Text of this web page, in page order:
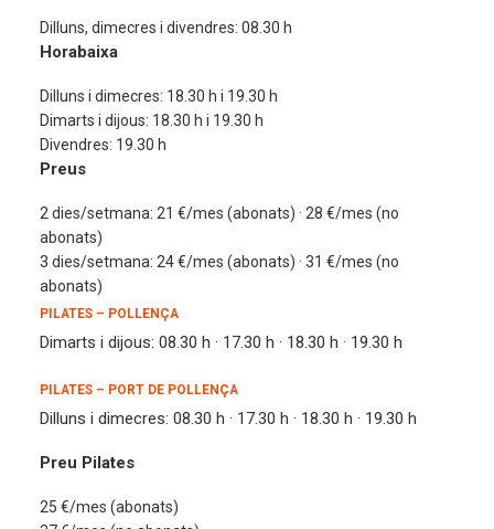
Dilluns, dimecres i divendres: 08.30 h
Horabaixa
Dilluns i dimecres: 18.30 h i 19.30 h
Dimarts i dijous: 18.30 h i 19.30 h
Divendres: 19.30 h
Preus
2 dies/setmana: 21 €/mes (abonats) · 28 €/mes (no
abonats)
3 dies/setmana: 24 €/mes (abonats) · 31 €/mes (no
abonats)
PILATES – POLLENÇA
Dimarts i dijous: 08.30 h · 17.30 h · 18.30 h · 19.30 h
PILATES – PORT DE POLLENÇA
Dilluns i dimecres: 08.30 h · 17.30 h · 18.30 h · 19.30 h
Preu Pilates
25 €/mes (abonats)